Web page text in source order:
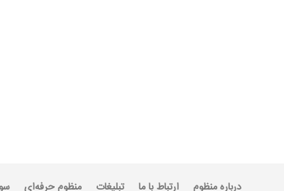
درباره منظوم ارتباط با ما تبلیغات منظوم حرفه‌ای